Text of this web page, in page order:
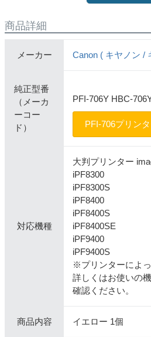
商品詳細
メーカー Canon ( キヤノン /
純正型番
（メーカ
ーコー
ド）
PFI-706Y HBC-
PFI-706プリン
対応機種
大判プリンター
iPF8300
iPF8300S
iPF8400
iPF8400S
iPF8400SE
iPF9400
iPF9400S
※プリンターによ
詳しくはお使いの
確認ください。
商品内容 イエロー 1個